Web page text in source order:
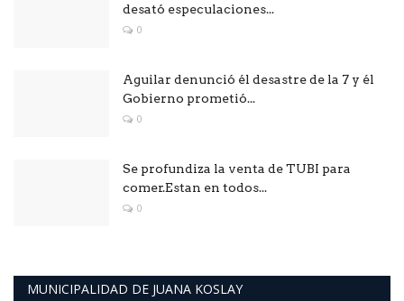
desató especulaciones...
0
Aguilar denunció él desastre de la 7 y él
Gobierno prometió...
0
Se profundiza la venta de TUBI para
comer.Estan en todos...
0
MUNICIPALIDAD DE JUANA KOSLAY